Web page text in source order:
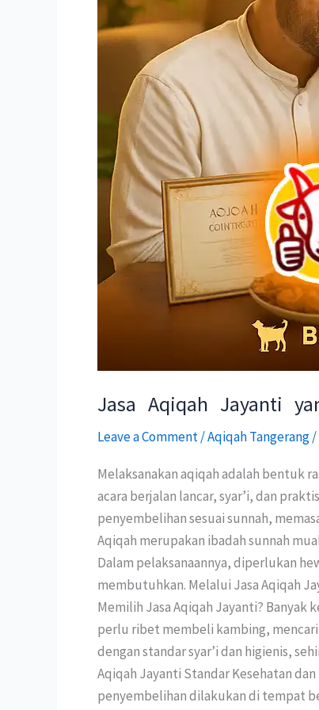
Jasa Aqiqah Jayanti
Leave a Comment/Aqiqah Tangerang/
Melaksanakan aqiqah adalah bentuk
acara berjalan lancar, syar’i, dan
penyembelihan sesuai sunnah,
Aqiqah merupakan ibadah sunnah
Dalam pelaksanaannya, diperlukan
membutuhkan. Melalui Jasa Aqiqah
Memilih Jasa Aqiqah Jayanti? Banyak
perlu ribet membeli kambing,
dengan standar syar’i dan higienis,
Aqiqah Jayanti Standar Kesehatan
penyembelihan dilakukan di tempat